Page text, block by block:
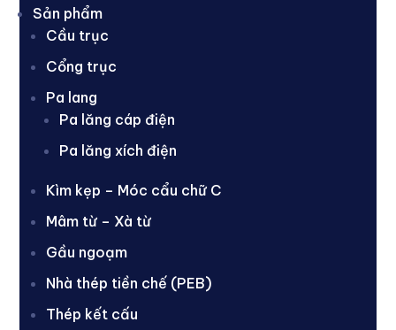
Sản phẩm
Cầu trục
Cổng trục
Pa lang
Pa lăng cáp điện
Pa lăng xích điện
Kìm kẹp – Móc cẩu chữ C
Mâm từ – Xà từ
Gầu ngoạm
Nhà thép tiền chế (PEB)
Thép kết cấu